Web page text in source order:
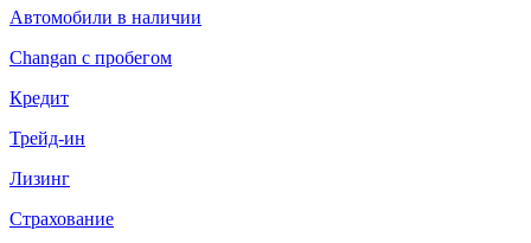
Автомобили в наличии
Changan с пробегом
Кредит
Трейд-ин
Лизинг
Страхование